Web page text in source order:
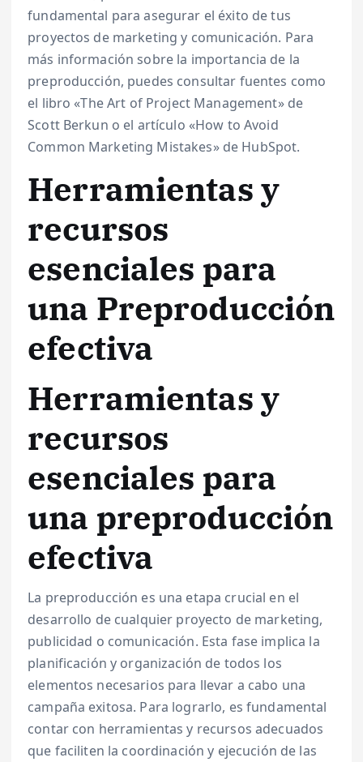
fundamental para asegurar el éxito de tus
proyectos de marketing y comunicación. Para
más información sobre la importancia de la
preproducción, puedes consultar fuentes como
el libro «The Art of Project Management» de
Scott Berkun o el artículo «How to Avoid
Common Marketing Mistakes» de HubSpot.
Herramientas y
recursos
esenciales para
una Preproducción
efectiva
Herramientas y
recursos
esenciales para
una preproducción
efectiva
La preproducción es una etapa crucial en el
desarrollo de cualquier proyecto de marketing,
publicidad o comunicación. Esta fase implica la
planificación y organización de todos los
elementos necesarios para llevar a cabo una
campaña exitosa. Para lograrlo, es fundamental
contar con herramientas y recursos adecuados
que faciliten la coordinación y ejecución de las